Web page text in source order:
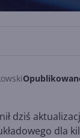
dziś
dla